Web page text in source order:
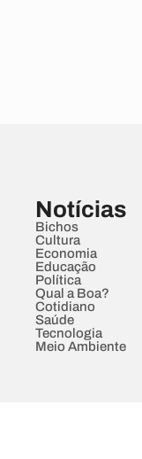
Notícias
Bichos
Cultura
Economia
Educação
Política
Qual a Boa?
Cotidiano
Saúde
Tecnologia
Meio Ambiente